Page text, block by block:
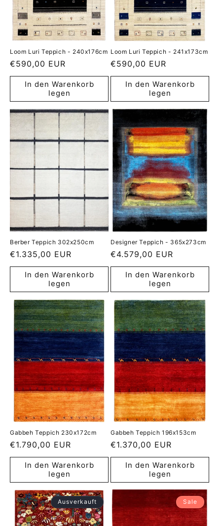
Loom Luri Teppich - 240x176cm
Normaler
Preis
€590,00 EUR
In den Warenkorb
legen
Loom Luri Teppich - 241x173cm
Normaler
Preis
€590,00 EUR
In den Warenkorb
legen
Berber Teppich 302x250cm
Normaler
Preis
€1.335,00 EUR
In den Warenkorb
legen
Designer Teppich - 365x273cm
Normaler
Preis
€4.579,00 EUR
In den Warenkorb
legen
Gabbeh Teppich 230x172cm
Normaler
Preis
€1.790,00 EUR
In den Warenkorb
legen
Gabbeh Teppich 196x153cm
Normaler
Preis
€1.370,00 EUR
In den Warenkorb
legen
Ausverkauft Sale